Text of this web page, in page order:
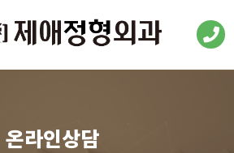
온라인상담